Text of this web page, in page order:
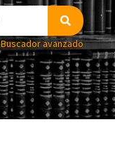
Buscador avanzado